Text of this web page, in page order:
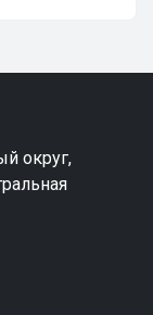
округ,